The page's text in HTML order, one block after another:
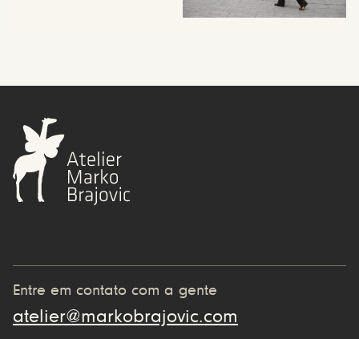
Entre em contato com a gente
atelier@markobrajovic.com